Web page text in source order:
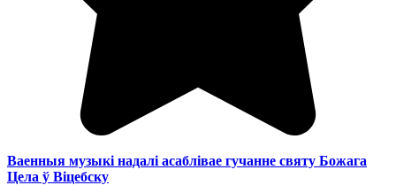
Ваенныя музыкі надалі асаблівае гучанне святу Божага
Цела ў Віцебску